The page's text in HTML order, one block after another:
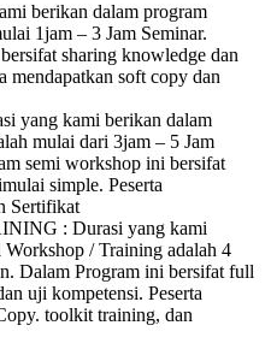
berikan dalam program
1jam – 3 Jam Seminar.
sharing knowledge dan
mendapatkan soft copy dan
yang kami berikan dalam
mulai dari 3jam – 5 Jam
semi workshop ini bersifat
simple. Peserta
Sertifikat
: Durasi yang kami
/ Training adalah 4
Dalam Program ini bersifat full
uji kompetensi. Peserta
toolkit training, dan